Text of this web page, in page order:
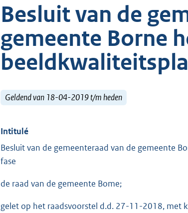
Besluit van de
gemeente Borne
Geldend van 18-04-2019 t/m heden
Intitulé
Besluit van de gemeenteraad van de gemeente
fase
de raad van de gemeente Bome;
gelet op het raadsvoorstel d.d. 27-11-2018, met